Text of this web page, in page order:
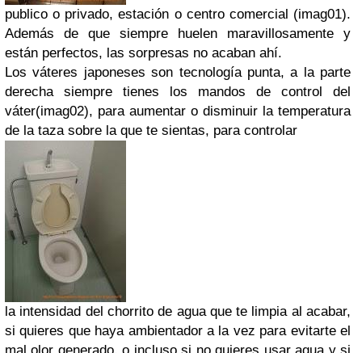
publico o privado, estación o centro comercial (imag01).
Además de que siempre huelen maravillosamente y
están perfectos, las sorpresas no acaban ahí.
Los váteres japoneses son tecnología punta, a la parte
derecha siempre tienes los mandos de control del
váter(imag02), para aumentar o disminuir la temperatura
de la taza sobre la que te sientas, para controlar
la intensidad del chorrito de agua que te limpia al acabar,
si quieres que haya ambientador a la vez para evitarte el